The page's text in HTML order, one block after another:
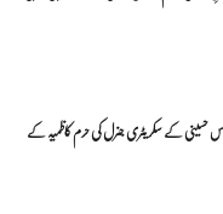
کے سکریٹری جنرل کی حرم کاظمیہ کے